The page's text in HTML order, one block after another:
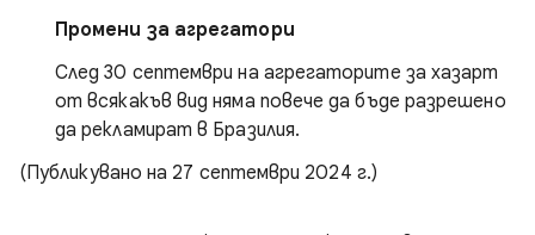
Промени за агрегатори
След 30 септември на агрегаторите за хазарт
от всякакъв вид няма повече да бъде разрешено
да рекламират в Бразилия.
(Публикувано на 27 септември 2024 г.)